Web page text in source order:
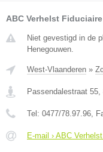
ABC Verhelst
Niet gevestigd in de
Henegouwen.
West-Vlaanderen »
Passendalestraat 55
Tel: 0477/78.97.96 ,
E-mail › ABC